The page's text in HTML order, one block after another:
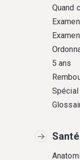
Quand
5 ans
Spécial
Santé